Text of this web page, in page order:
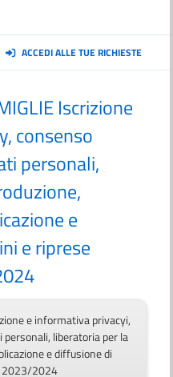
ACCEDI ALLE TUE RICHIESTE
Iscrizione
consenso
personali,
e
e riprese
e informativa privacyi,
liberatoria per la
e diffusione di
2023/2024